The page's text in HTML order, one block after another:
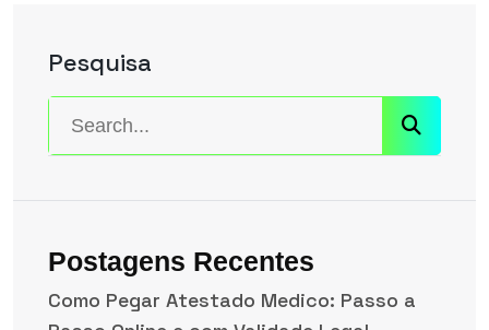
Pesquisa
Postagens Recentes
Como Pegar Atestado Medico: Passo a